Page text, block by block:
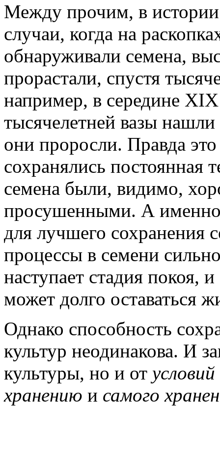
Между прочим, в истории
случаи, когда на
обнаруживали семена,
прорастали, спустя
например, в середине
тысячелетней вазы
они проросли. Правда
сохранялись постоянная
семена были, видимо,
просушенными. А именно
для лучшего сохранения
процессы в семени
наступает стадия покоя,
может долго оставаться
Однако способность
культур неодинакова. И
культуры, но и от
хранению и самого